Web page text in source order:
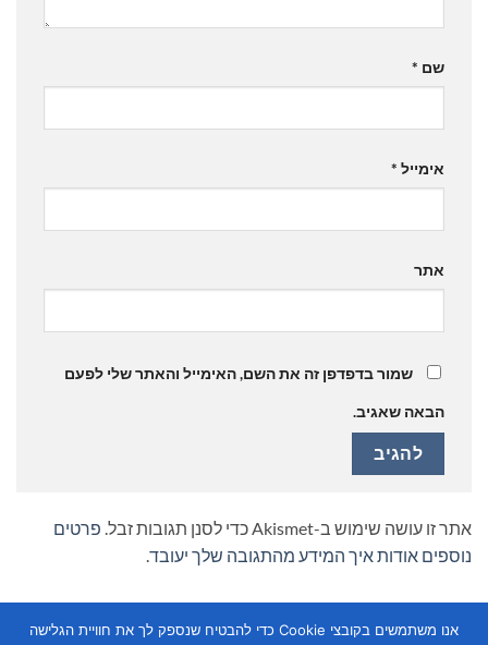
שם *
אימייל *
אתר
שמור בדפדפן זה את השם, האימייל והאתר שלי לפעם
הבאה שאגיב.
אתר זו עושה שימוש ב-Akismet כדי לסנן תגובות זבל.
פרטים
נוספים אודות איך המידע מהתגובה שלך יעובד.
אנו משתמשים בקובצי Cookie כדי להבטיח שנספק לך את חוויית הגלישה